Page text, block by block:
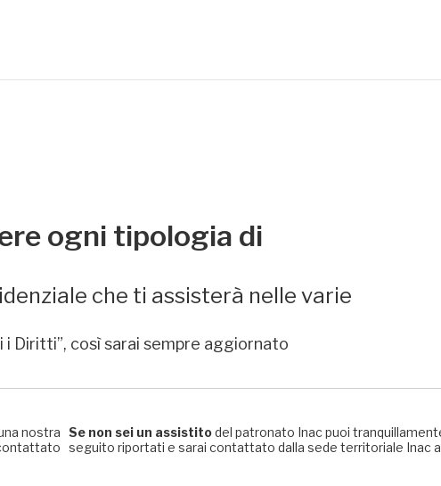
ogni tipologia di
che ti assisterà nelle varie
Diritti”, così sarai sempre aggiornato
nostra Se non sei un assistitodel patronato Inac puoi
seguito riportati e sarai contattato dalla sede territoriale Inac a